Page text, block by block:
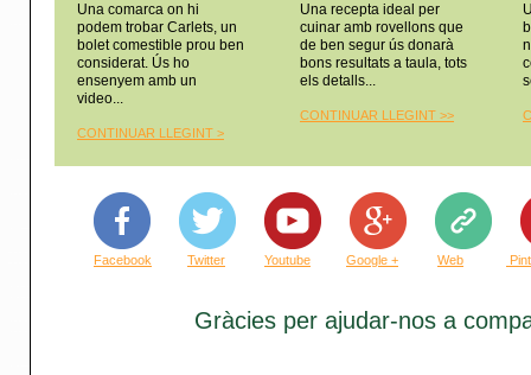
Una comarca on hi
podem trobar Carlets, un
bolet comestible prou ben
considerat. Ús ho
ensenyem amb un
video...
CONTINUAR LLEGINT >
Una recepta ideal per
cuinar amb rovellons que
de ben segur ús donarà
bons resultats a taula, tots
els detalls...
CONTINUAR LLEGINT >>
Facebook Twitter Youtube Google + Web
Gràcies per ajudar-nos a